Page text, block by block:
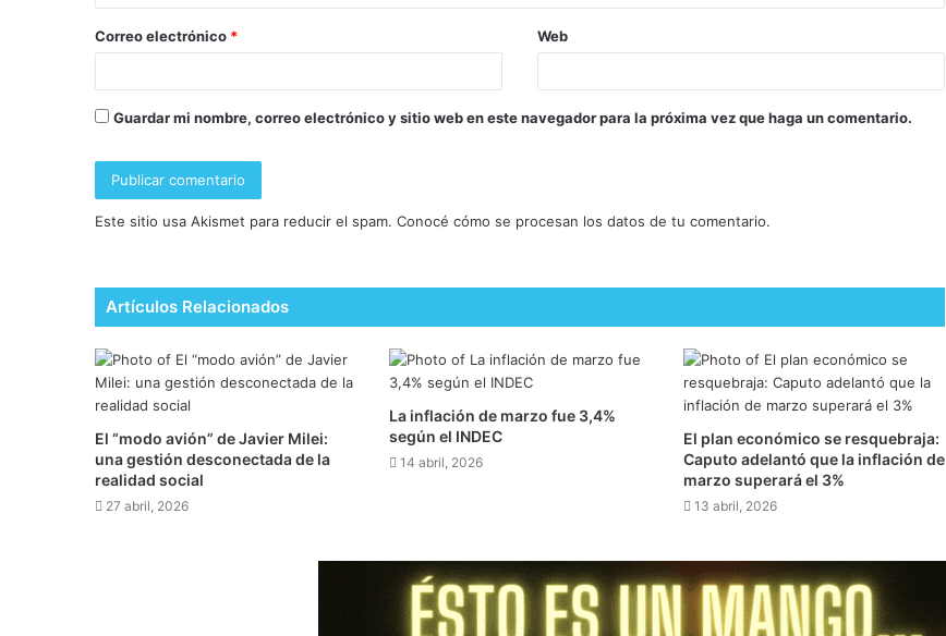
Correo electrónico * Web
Guardar mi nombre, correo electrónico y sitio web en este navegador para la próxima vez que haga un comentario.
Este sitio usa Akismet para reducir el spam. Conocé cómo se procesan los datos de tu comentario.
Artículos Relacionados
El “modo avión” de Javier Milei:
una gestión desconectada de la
realidad social
27 abril, 2026
La inflación de marzo fue 3,4%
según el INDEC
14 abril, 2026
El plan económico se resquebraja:
Caputo adelantó que la inflación de
marzo superará el 3%
13 abril, 2026